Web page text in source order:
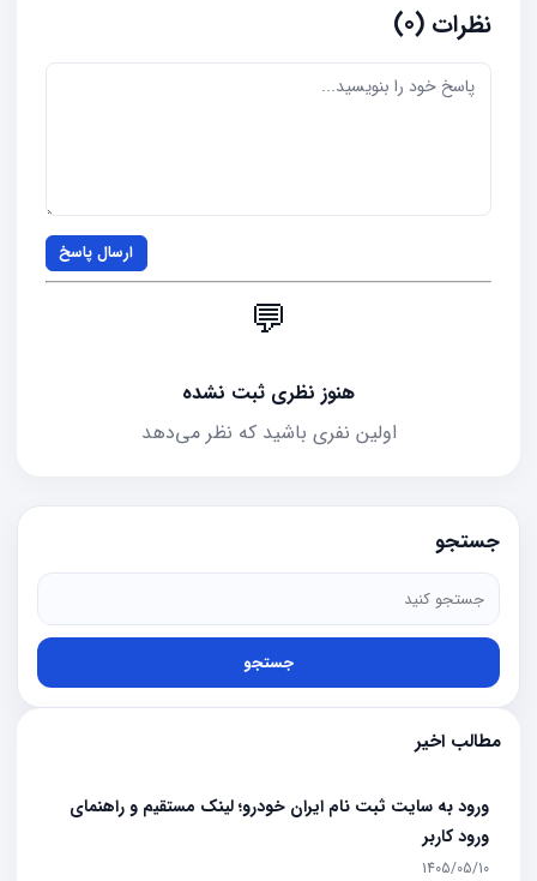
نظرات (0)
ارسال پاسخ
💬
هنوز نظری ثبت نشده
اولین نفری باشید که نظر می‌دهد
جستجو
جستجو
مطالب اخیر
ورود به سایت ثبت نام ایران خودرو؛ لینک مستقیم و راهنمای
ورود کاربر
1405/05/10